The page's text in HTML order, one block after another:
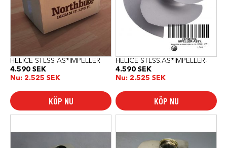
HELICE STLSS AS*IMPELLER
4.590 SEK
Nu: 2.525 SEK
KÖP NU
HELICE STLSS.AS*IMPELLER-
4.590 SEK
Nu: 2.525 SEK
KÖP NU